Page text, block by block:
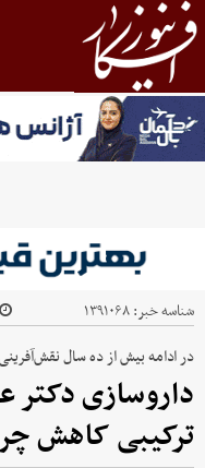
شناسه خبر:۱۳۹۱۰۶۸
در ادامه بیش از ده سال
داروسازی دکتر
ترکیبی کاهش